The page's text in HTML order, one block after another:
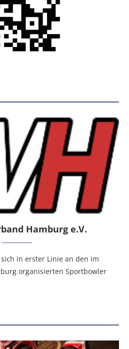
Hamburg e.V.
in erster Linie an den im
organisierten Sportbowler